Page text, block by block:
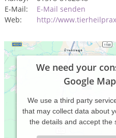
E-Mail:
E-Mail senden
Web:
http://
We need your
Google
We use a third party
that may collect data about
the details and accept the